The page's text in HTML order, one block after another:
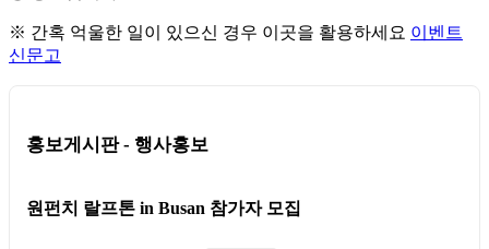
※ 간혹 억울한 일이 있으신 경우 이곳을 활용하세요 이벤트
신문고
홍보게시판 - 행사홍보
원펀치 랄프톤 in Busan 참가자 모집